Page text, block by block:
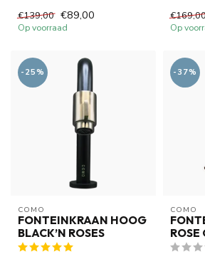
co...
€139,00 €89,00
Op voorraad
Vanu...
Op
-25%
COMO
FONTEINKRAAN HOOG
BLACK’N ROSES
-37%
COMO
ROSE